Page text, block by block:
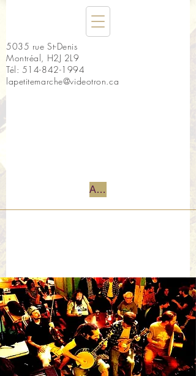
5035 rue St-Denis
Montréal, H2J 2L9
Tél: 514-842-1994
lapetitemarche@videotron.ca
Accueil